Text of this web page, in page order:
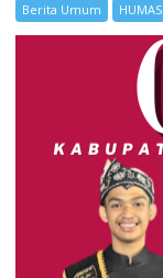
Berita Umum HUMAS